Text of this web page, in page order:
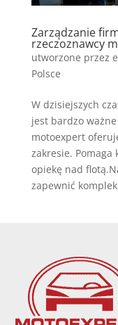
Zarządzanie
rzeczoznawcy
utworzone przez
Polsce
W dzisiejszych
jest bardzo
motoexpert
zakresie.
opiekę nad
zapewnić